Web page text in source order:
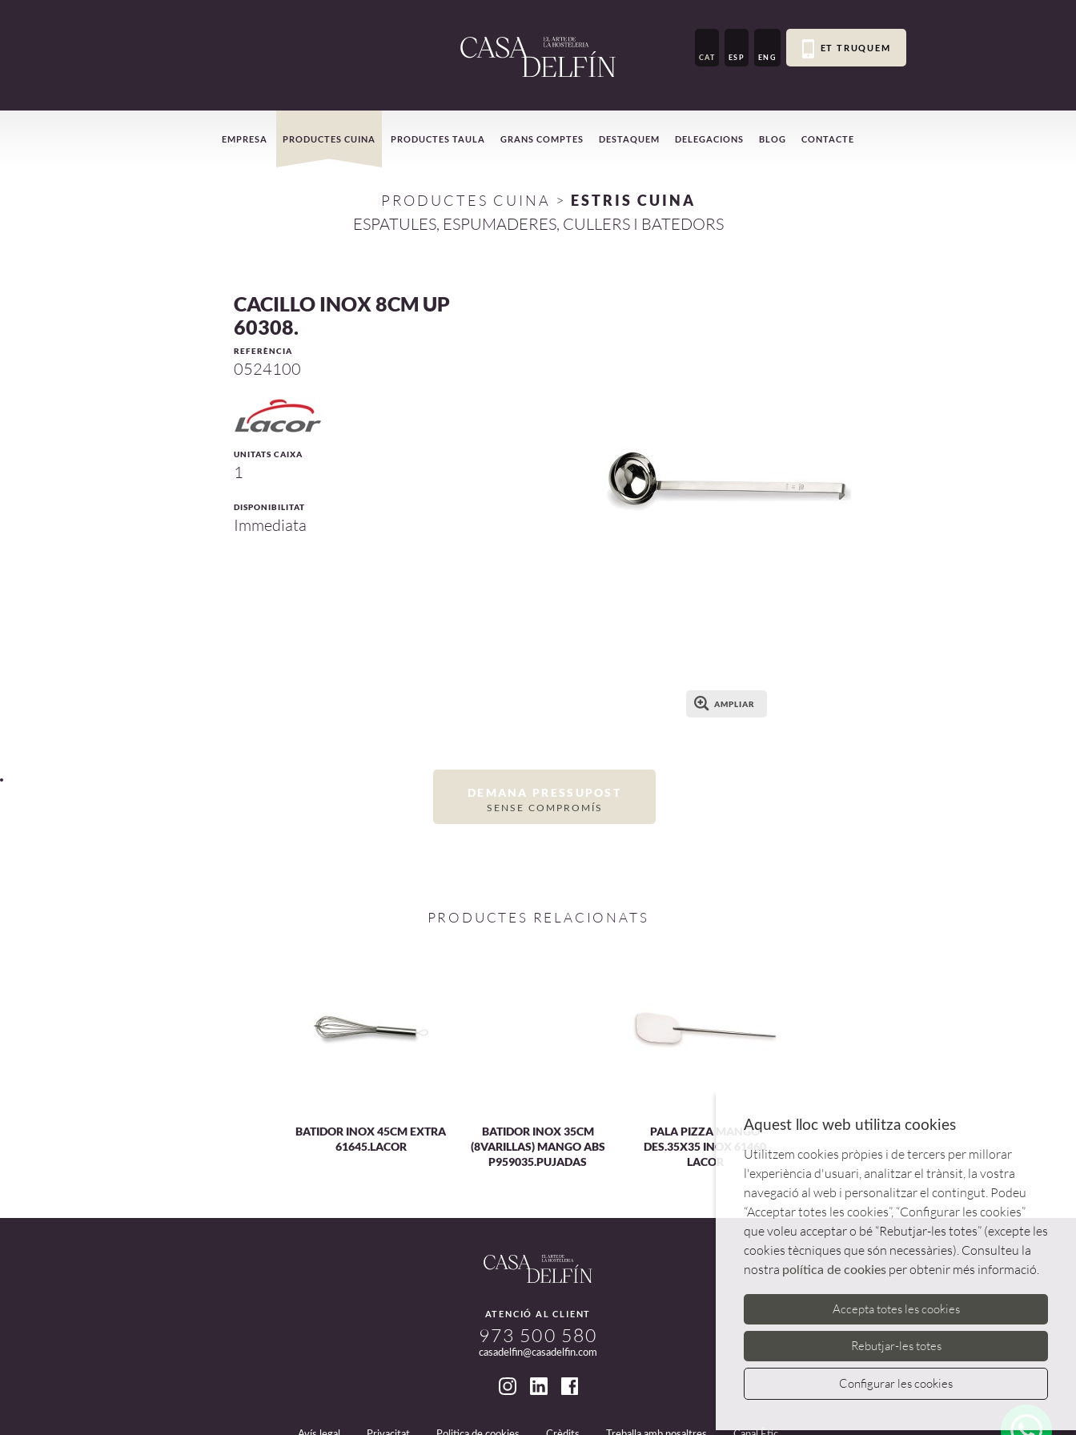
CAT ESP ENG
ET TRUQUEM
MenúEMPRESA PRODUCTES CUINA PRODUCTES TAULA GRANS COMPTES DESTAQUEM DELEGACIONS BLOG CONTACTE
PRODUCTES CUINA > ESTRIS CUINA
ESPATULES, ESPUMADERES, CULLERS I BATEDORS
CACILLO INOX 8CM UP
60308.
REFERÈNCIA
0524100
UNITATS CAIXA
1
DISPONIBILITAT
Immediata
AMPLIAR
DEMANA PRESSUPOST
SENSE COMPROMÍS
PRODUCTES RELACIONATS
BATIDOR INOX 45CM EXTRA
61645.LACOR
BATIDOR INOX 35CM
(8VARILLAS) MANGO ABS
P959035.PUJADAS
PALA PIZZA MANGO
DES.35X35 INOX 61460
LACOR
ATENCIÓ AL CLIENT
973 500 580
casadelfin@casadelfin.com
Aquest lloc web utilitza cookies
Utilitzem cookies pròpies i de tercers per millorar
l'experiència d'usuari, analitzar el trànsit, la vostra
navegació al web i personalitzar el contingut. Podeu
“Acceptar totes les cookies”, “Configurar les cookies”
que voleu acceptar o bé “Rebutjar-les totes” (excepte les
cookies tècniques que són necessàries). Consulteu la
nostra política de cookies per obtenir més informació.
Accepta totes les cookies
Rebutjar-les totes
Configurar les cookies